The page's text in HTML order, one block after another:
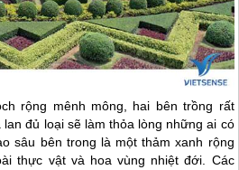
rộng mênh mông, hai bên trồng rất
đủ loại sẽ làm thỏa lòng những ai có
sâu bên trong là một thảm xanh rộng
thực vật và hoa vùng nhiệt đới. Các